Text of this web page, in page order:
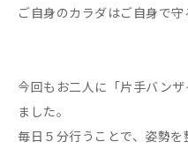
ご自身のカラダはご自身で
今回もお二人に「片手バン
ました。
毎日５分行うことで、姿勢を